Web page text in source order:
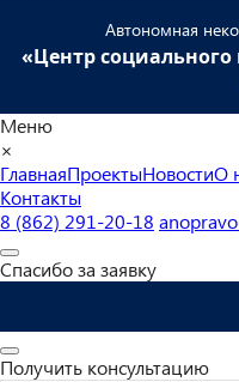
Автономная
«Центр
Меню
×
ГлавнаяПроектыНовостиО
Контакты
8 (862) 291-20-18
Спасибо за заявку
Получить консультацию